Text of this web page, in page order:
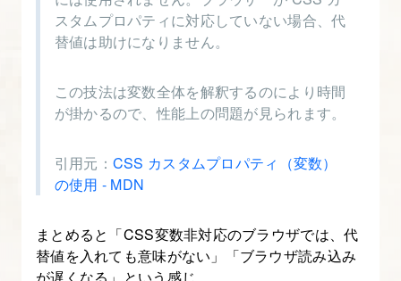
スタムプロパティに対応していない場合、代
替値は助けになりません。
この技法は変数全体を解釈するのにより時間
が掛かるので、性能上の問題が見られます。
引用元： CSS カスタムプロパティ（変数）
の使用 - MDN
まとめると「CSS変数非対応のブラウザでは、代
替値を入れても意味がない」「ブラウザ読み込み